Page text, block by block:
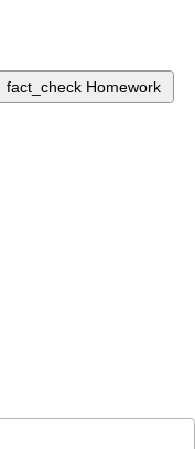
fact_check Homework